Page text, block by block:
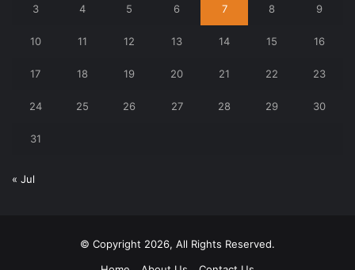
3 4 5 6 7 8 9
10 11 12 13 14 15 16
17 18 19 20 21 22 23
24 25 26 27 28 29 30
31
« Jul
© Copyright 2026, All Rights Reserved.